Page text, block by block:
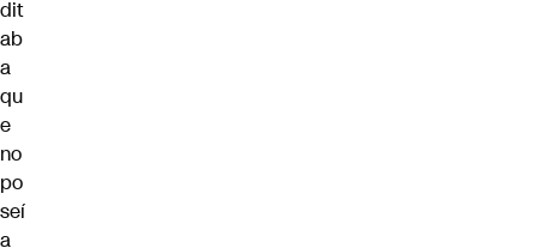
dit
ab
a
qu
e
no
po
seí
a